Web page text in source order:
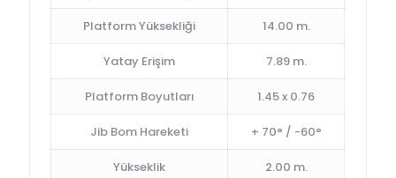
Platform Yüksekliği 14.00 m.
Yatay Erişim 7.89 m.
Platform Boyutları 1.45 x 0.76
Jib Bom Hareketi + 70° / -60°
Yükseklik 2.00 m.